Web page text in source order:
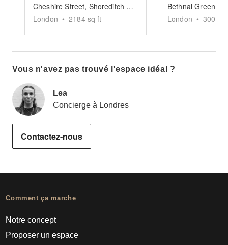
Cheshire Street, Shoreditch - The Rustic Event Space
London • 2184sq ft London • 3000
Vous n'avez pas trouvé l'espace idéal ?
Lea
Concierge à Londres
Contactez-nous
Comment ça marche
Notre concept
Proposer un espace